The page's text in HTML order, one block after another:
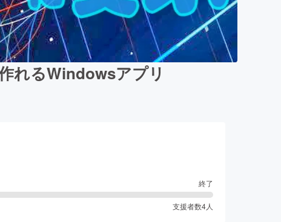
れるWindowsアプリ
終了
支援者数4人